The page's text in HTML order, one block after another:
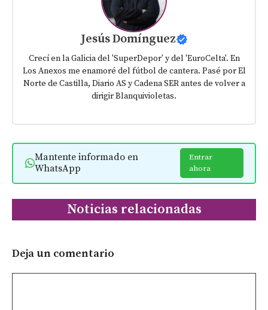
Jesús Domínguez
Crecí en la Galicia del 'SuperDepor' y del 'EuroCelta'. En
Los Anexos me enamoré del fútbol de cantera. Pasé por El
Norte de Castilla, Diario AS y Cadena SER antes de volver a
dirigir Blanquivioletas.
Mantente informado en
WhatsApp
Entrar
ahora
Noticias relacionadas
Deja un comentario